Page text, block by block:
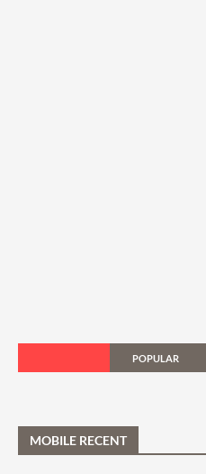
POPULAR
MOBILE RECENT